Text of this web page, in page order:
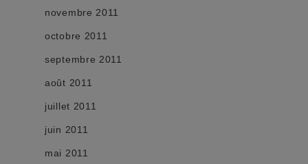
novembre 2011
octobre 2011
septembre 2011
août 2011
juillet 2011
juin 2011
mai 2011